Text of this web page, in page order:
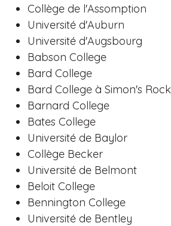
Collège de l'Assomption
Université d'Auburn
Université d'Augsbourg
Babson College
Bard College
Bard College à Simon's Rock
Barnard College
Bates College
Université de Baylor
Collège Becker
Université de Belmont
Beloit College
Bennington College
Université de Bentley